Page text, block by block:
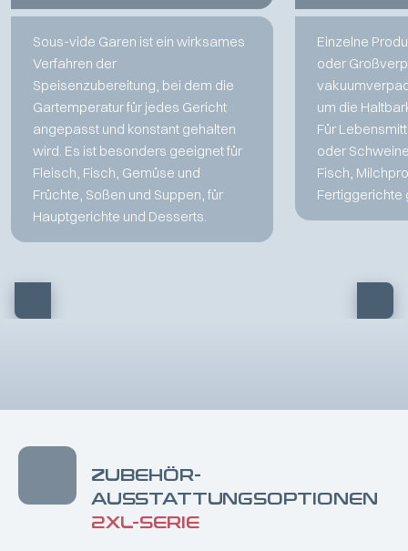
Sous-vide Garen ist ein wirksames
Verfahren der
Speisenzubereitung, bei dem die
Gartemperatur für jedes Gericht
angepasst und konstant gehalten
wird. Es ist besonders geeignet für
Fleisch, Fisch, Gemüse und
Früchte, Soßen und Suppen, für
Hauptgerichte und Desserts.
Einzelne
oder
um die
Für
oder
Fisch,
Fertiggerichte
ZUBEHÖR-
AUSSTATTUNGSOPTIONEN
2XL-SERIE